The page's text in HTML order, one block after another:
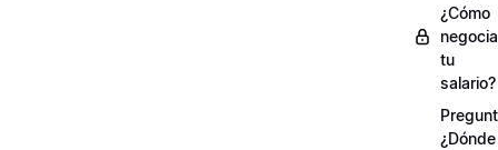
¿Cómo
tu
salario?
¿Dónde